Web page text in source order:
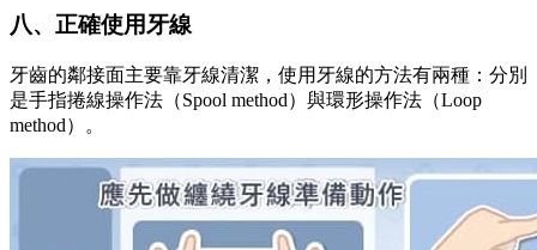
八、正確使用牙線
牙齒的鄰接面主要靠牙線清潔，使用牙線的方法有兩種：分別
是手指捲線操作法（Spool method）與環形操作法（Loop
method）。